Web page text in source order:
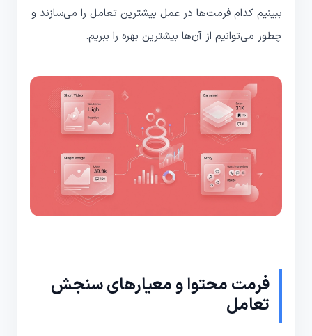
ببینیم کدام فرمت‌ها در عمل بیشترین تعامل را می‌سازند و
چطور می‌توانیم از آن‌ها بیشترین بهره را ببریم.
فرمت محتوا و معیارهای سنجش
تعامل